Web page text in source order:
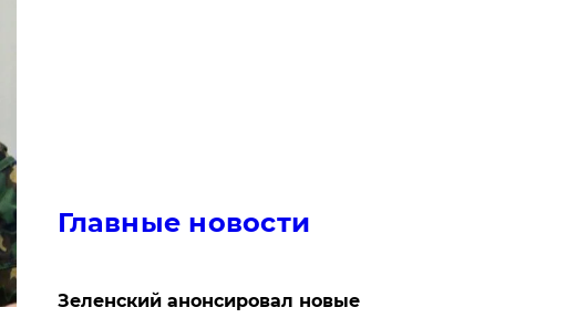
Главные новости
Зеленский анонсировал новые